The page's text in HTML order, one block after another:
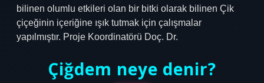
bilinen olumlu etkileri olan bir bitki olarak bilinen Çik
çiçeğinin içeriğine ışık tutmak için çalışmalar
yapılmıştır. Proje Koordinatörü Doç. Dr.
Çiğdem neye denir?